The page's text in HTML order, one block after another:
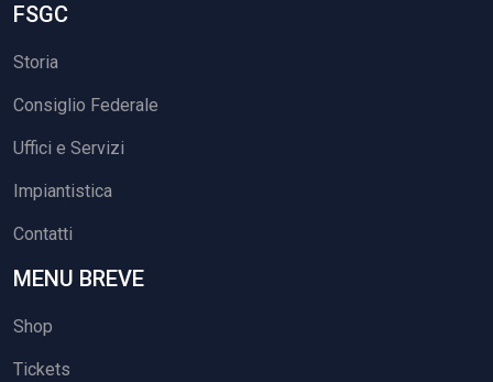
FSGC
Storia
Consiglio Federale
Uffici e Servizi
Impiantistica
Contatti
MENU BREVE
Shop
Tickets